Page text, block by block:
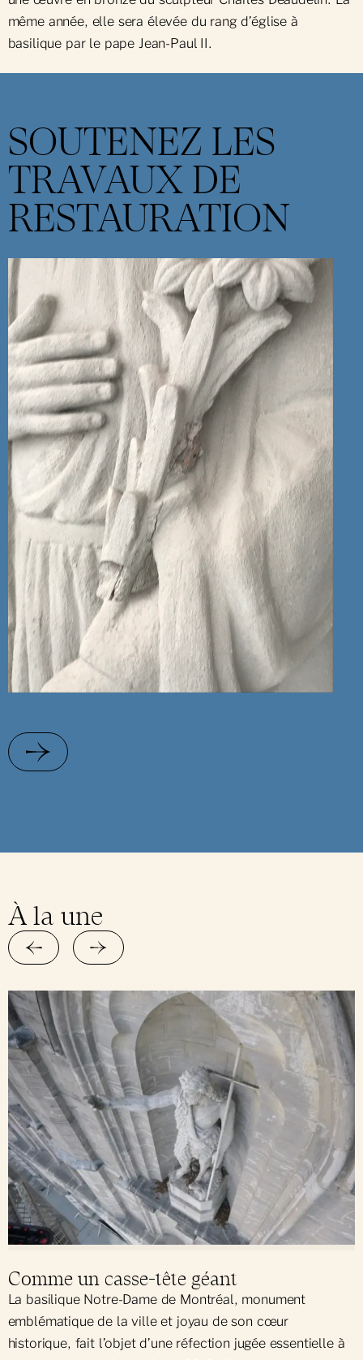
même année, elle sera élevée du rang d’église à
basilique par le pape Jean-Paul II.
SOUTENEZ LES
TRAVAUX DE
RESTAURATION
À la une
Comme un casse-tête géant
La basilique Notre-Dame de Montréal, monument
emblématique de la ville et joyau de son cœur
historique, fait l’objet d’une réfection jugée essentielle à